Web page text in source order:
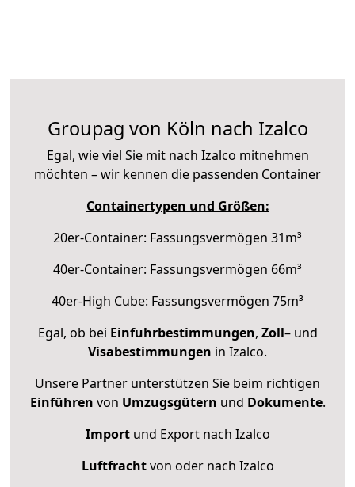
Groupag von Köln nach Izalco
Egal, wie viel Sie mit nach Izalco mitnehmen
möchten – wir kennen die passenden Container
Containertypen und Größen:
20er-Container: Fassungsvermögen 31m³
40er-Container: Fassungsvermögen 66m³
40er-High Cube: Fassungsvermögen 75m³
Egal, ob bei Einfuhrbestimmungen, Zoll– und
Visabestimmungen in Izalco.
Unsere Partner unterstützen Sie beim richtigen
Einführen von Umzugsgütern und Dokumente.
Importund Export nach Izalco
Luftfrachtvon oder nach Izalco